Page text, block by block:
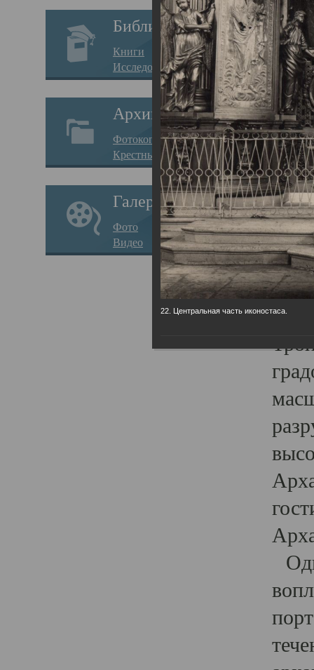
Библиотека
Книги
Исследования
Архив
Фотокопии дел
Крестные ходы
Галерея
Фото
Видео
22. Центральная часть иконостаса.